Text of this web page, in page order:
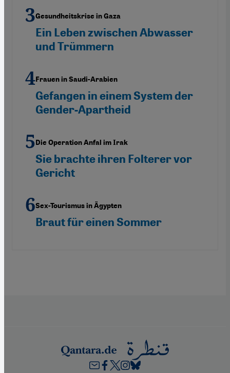
Gesundheitskrise in Gaza
Ein Leben zwischen Abwasser
und Trümmern
Frauen in Saudi-Arabien
Gefangen in einem System der
Gender-Apartheid
Die Operation Anfal im Irak
Sie brachte ihren Folterer vor
Gericht
Sex-Tourismus in Ägypten
Braut für einen Sommer